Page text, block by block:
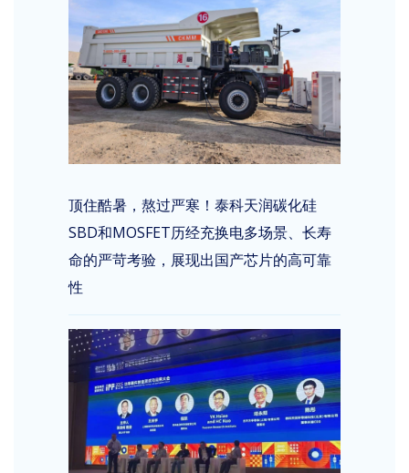
顶住酷暑，熬过严寒！泰科天润碳化硅
SBD和MOSFET历经充换电多场景、长寿
命的严苛考验，展现出国产芯片的高可靠
性